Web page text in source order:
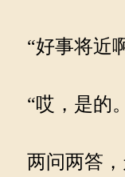
“好事将近
“哎，是的
两问两答，